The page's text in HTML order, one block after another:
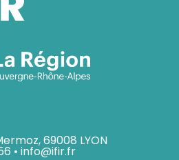
69008 LYON
• info@ifir.fr